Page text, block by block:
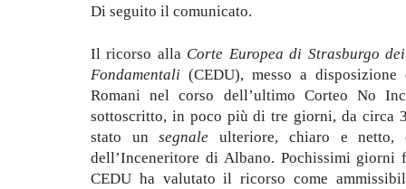
Di seguito il comunicato.
Il ricorso alla Corte Europea di Strasburgo
Fondamentali (CEDU), messo a
Romani nel corso dell’ultimo Corteo No
sottoscritto, in poco più di tre giorni, da circa
stato unsegnale ulteriore, chiaro e netto,
dell’Inceneritore di Albano. Pochissimi giorni
CEDU ha valutato il ricorso come